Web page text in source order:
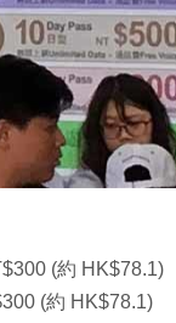
(約 HK$78.1)
(約 HK$78.1)